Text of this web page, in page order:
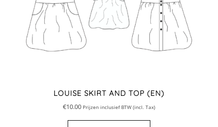
LOUISE SKIRT AND TOP (EN)
€10.00 Prijzen inclusief BTW (incl. Tax)